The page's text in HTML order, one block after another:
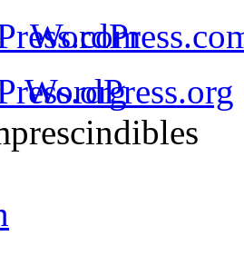
WordPress.org